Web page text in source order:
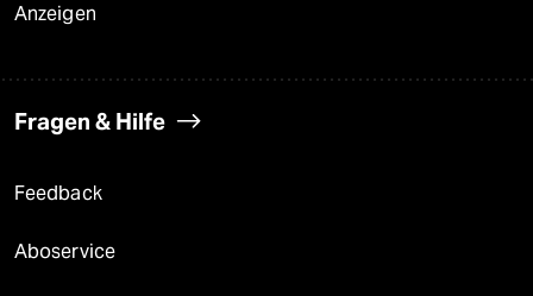
Anzeigen
Fragen & Hilfe
Feedback
Aboservice